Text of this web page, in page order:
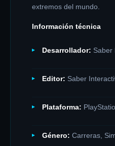
extremos del mundo.
Información técnica
Desarrollador: Saber
Editor: Saber
Plataforma:
Género: Carreras,